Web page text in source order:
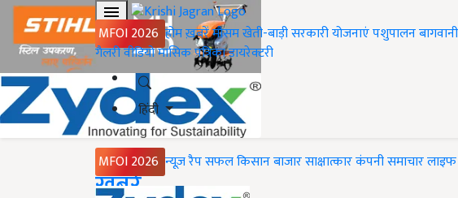
MFOI 2026 होमख़बरेंमौसमखेती-बाड़ीसरकारी योजनाएंपशुपालनबागवानी
गैलरीवीडियोमासिक पत्रिकाडायरेक्टरी
हिंदी
MFOI 2026 न्यूज़ रैपसफल किसानबाजारसाक्षात्कारकंपनी समाचार
Home
ख़बरें